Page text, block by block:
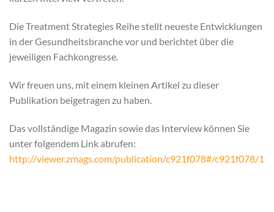
Die Treatment Strategies Reihe stellt neueste Entwicklungen
in der Gesundheitsbranche vor und berichtet über die
jeweiligen Fachkongresse.
Wir freuen uns, mit einem kleinen Artikel zu dieser
Publikation beigetragen zu haben.
Das vollständige Magazin sowie das Interview können Sie
unter folgendem Link abrufen:
http://viewer.zmags.com/publication/c921f078#/c921f078/1